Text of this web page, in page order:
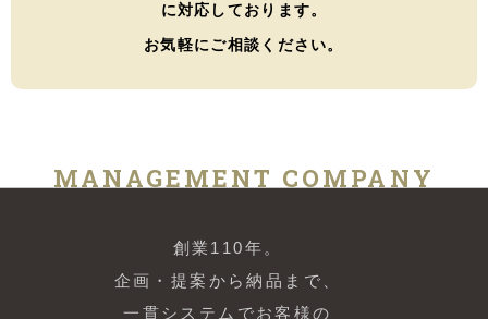
に対応しております。
お気軽にご相談ください。
MANAGEMENT COMPANY
創業110年。
企画・提案から納品まで、
一貫システムでお客様の